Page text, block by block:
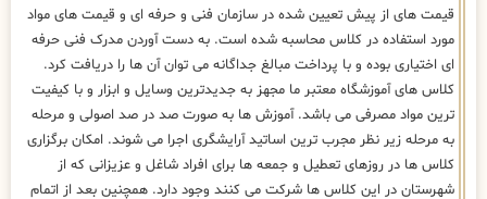
قیمت های از پیش تعیین شده در سازمان فنی و حرفه ای و قیمت های مواد
مورد استفاده در کلاس محاسبه شده است. به دست آوردن مدرک فنی حرفه
ای اختیاری بوده و با پرداخت مبالغ جداگانه می توان آن ها را دریافت کرد.
کلاس های آموزشگاه معتبر ما مجهز به جدیدترین وسایل و ابزار و با کیفیت
ترین مواد مصرفی می باشد. آموزش ها به صورت صد در صد اصولی و مرحله
به مرحله زیر نظر مجرب ترین اساتید آرایشگری اجرا می شوند. امکان برگزاری
کلاس ها در روزهای تعطیل و جمعه ها برای افراد شاغل و عزیزانی که از
شهرستان در این کلاس ها شرکت می کنند وجود دارد. همچنین بعد از اتمام